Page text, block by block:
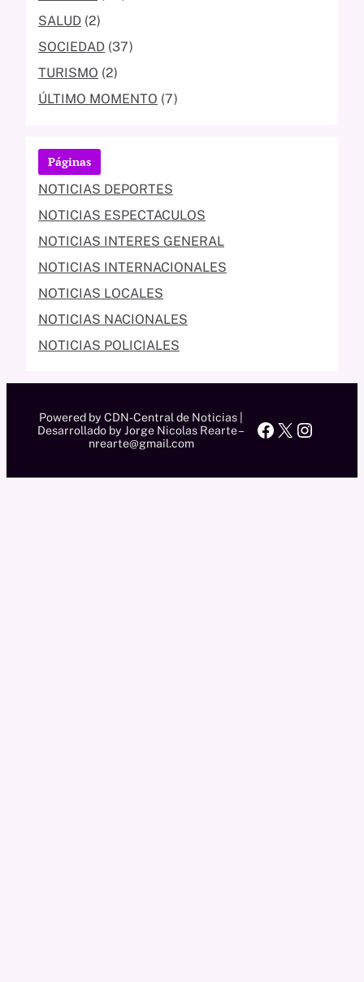
SALUD (2)
SOCIEDAD (37)
TURISMO (2)
ÚLTIMO MOMENTO (7)
Páginas
NOTICIAS DEPORTES
NOTICIAS ESPECTACULOS
NOTICIAS INTERES GENERAL
NOTICIAS INTERNACIONALES
NOTICIAS LOCALES
NOTICIAS NACIONALES
NOTICIAS POLICIALES
Powered by CDN-Central de Noticias |
Desarrollado by Jorge Nicolas Rearte –
nrearte@gmail.com
Facebook
X